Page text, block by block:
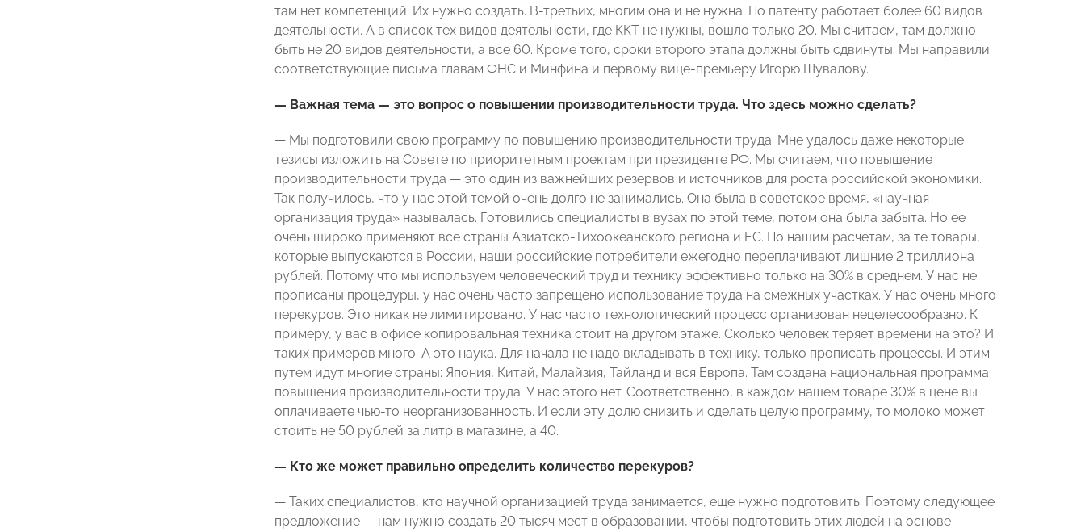
там нет компетенций. Их нужно создать. В-третьих, многим она и не нужна. По патенту работает более 60 видов
деятельности. А в список тех видов деятельности, где ККТ не нужны, вошло только 20. Мы считаем, там должно
быть не 20 видов деятельности, а все 60. Кроме того, сроки второго этапа должны быть сдвинуты. Мы направили
соответствующие письма главам ФНС и Минфина и первому вице-премьеру Игорю Шувалову.
— Важная тема — это вопрос о повышении производительности труда. Что здесь можно сделать?
— Мы подготовили свою программу по повышению производительности труда. Мне удалось даже некоторые
тезисы изложить на Совете по приоритетным проектам при президенте РФ. Мы считаем, что повышение
производительности труда — это один из важнейших резервов и источников для роста российской экономики.
Так получилось, что у нас этой темой очень долго не занимались. Она была в советское время, «научная
организация труда» называлась. Готовились специалисты в вузах по этой теме, потом она была забыта. Но ее
очень широко применяют все страны Азиатско-Тихоокеанского региона и ЕС. По нашим расчетам, за те товары,
которые выпускаются в России, наши российские потребители ежегодно переплачивают лишние 2 триллиона
рублей. Потому что мы используем человеческий труд и технику эффективно только на 30% в среднем. У нас не
прописаны процедуры, у нас очень часто запрещено использование труда на смежных участках. У нас очень много
перекуров. Это никак не лимитировано. У нас часто технологический процесс организован нецелесообразно. К
примеру, у вас в офисе копировальная техника стоит на другом этаже. Сколько человек теряет времени на это? И
таких примеров много. А это наука. Для начала не надо вкладывать в технику, только прописать процессы. И этим
путем идут многие страны: Япония, Китай, Малайзия, Тайланд и вся Европа. Там создана национальная программа
повышения производительности труда. У нас этого нет. Соответственно, в каждом нашем товаре 30% в цене вы
оплачиваете чью-то неорганизованность. И если эту долю снизить и сделать целую программу, то молоко может
стоить не 50 рублей за литр в магазине, а 40.
— Кто же может правильно определить количество перекуров?
— Таких специалистов, кто научной организацией труда занимается, еще нужно подготовить. Поэтому следующее
предложение — нам нужно создать 20 тысяч мест в образовании, чтобы подготовить этих людей на основе